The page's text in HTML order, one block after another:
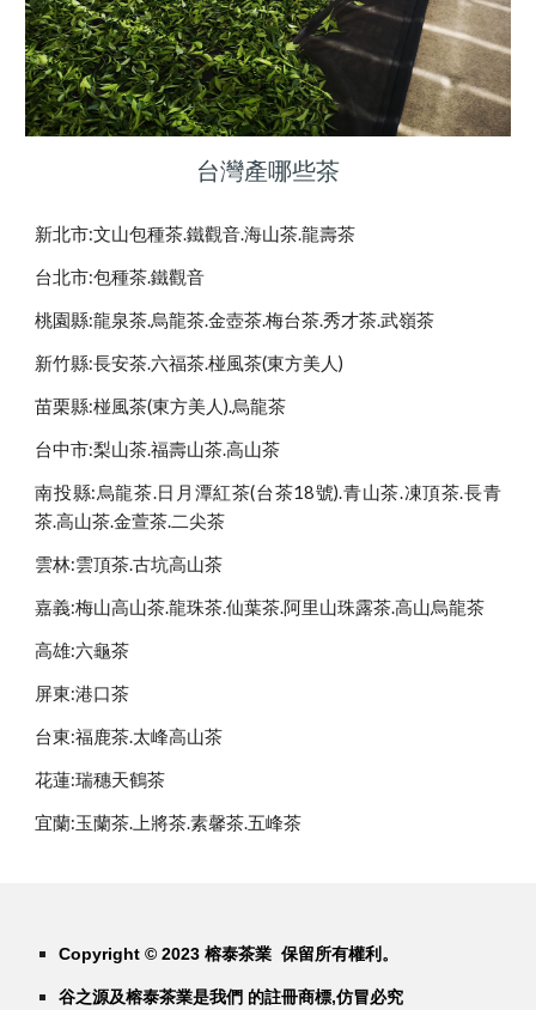
台灣產哪些茶
新北市:文山包種茶.鐵觀音.海山茶.龍壽茶
台北市:包種茶.鐵觀音
桃園縣:龍泉茶.烏龍茶.金壺茶.梅台茶.秀才茶.武嶺茶
新竹縣:長安茶.六福茶.椪風茶(東方美人)
苗栗縣:椪風茶(東方美人).烏龍茶
台中市:梨山茶.福壽山茶.高山茶
南投縣:烏龍茶.日月潭紅茶(台茶18號).青山茶.凍頂茶.長青
茶.高山茶.金萱茶.二尖茶
雲林:雲頂茶.古坑高山茶
嘉義:梅山高山茶.龍珠茶.仙葉茶.阿里山珠露茶.高山烏龍茶
高雄:六龜茶
屏東:港口茶
台東:福鹿茶.太峰高山茶
花蓮:瑞穗天鶴茶
宜蘭:玉蘭茶.上將茶.素馨茶.五峰茶
Copyright © 2023 榕泰茶業 保留所有權利。
谷之源及榕泰茶業是我們 的註冊商標,仿冒必究